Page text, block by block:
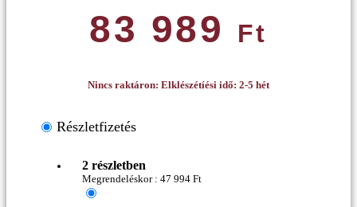
83 989 Ft
Nincs raktáron: Elklészétíési idő: 2-5 hét
Részletfizetés
2 részletben
Megrendeléskor : 47 994 Ft